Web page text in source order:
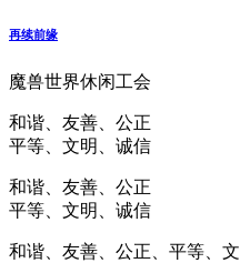
再续前缘
魔兽世界休闲工会
和谐、友善、公正
平等、文明、诚信
和谐、友善、公正
平等、文明、诚信
和谐、友善、公正、平等、